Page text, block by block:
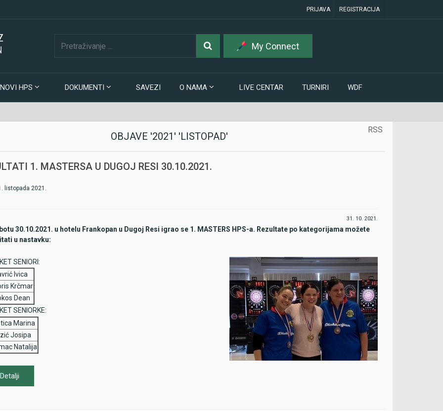
PRIJAVA REGISTRACIJA
My Connect
HPS DOKUMENTI SAVEZI O NAMA LIVE CENTAR TURNIRI WDF
RSS
OBJAVE '2021' 'LISTOPAD'
1. MASTERSA U DUGOJ RESI 30.10.2021.
listopada 2021.
31. 10. 2021.
30.10.2021. u hotelu Frankopan u Dugoj Resi igrao se 1. MASTERS HPS-a. Rezultate po kategorijama možete
u nastavku:
SENIORI:
Ivica
Krčmar
Dean
SENIORKE:
Marina
Josipa
Natalija
Detalji